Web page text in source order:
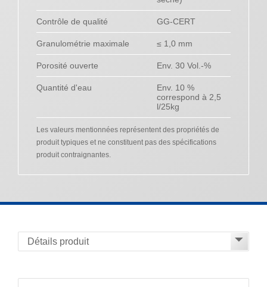
Contrôle de qualité GG-CERT
Granulométrie maximale ≤ 1,0 mm
Porosité ouverte Env. 30 Vol.-%
Quantité d'eau
Env. 10 %
correspond à 2,5
l/25kg
Les valeurs mentionnées représentent des propriétés de
produit typiques et ne constituent pas des spécifications
produit contraignantes.